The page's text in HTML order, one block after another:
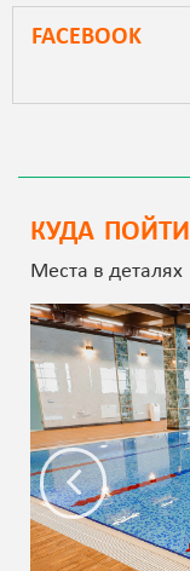
FACEBOOK
КУДА
Места в деталях